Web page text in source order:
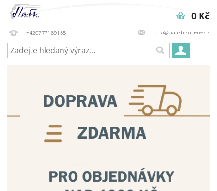
+420777189185 info@hair-bizuterie.cz
0 Kč